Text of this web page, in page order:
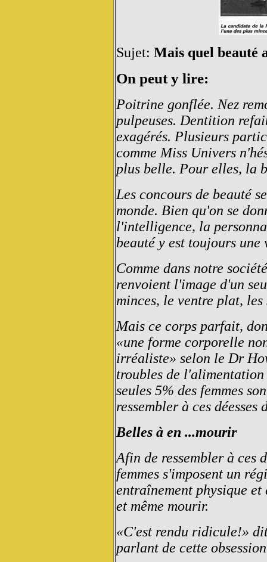
Sujet: Mais quel beauté
On peut y lire:
Poitrine gonflée. Nez
pulpeuses. Dentition
exagérés. Plusieurs
comme Miss Univers
plus belle. Pour elles, la
Les concours de beauté
monde. Bien qu'on se
l'intelligence, la
beauté y est toujours
Comme dans notre
renvoient l'image d'un
minces, le ventre plat,
Mais ce corps parfait,
«une forme corporelle
irréaliste» selon le Dr
troubles de
seules 5% des femmes
ressembler à ces déesses
Belles à en ...mourir
Afin de ressembler à ces
femmes s'imposent un
entraînement physique et
et même mourir.
«C'est rendu ridicule!»
parlant de cette